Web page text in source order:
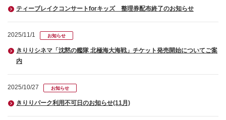
ティーブレイクコンサートforキッズ 整理券配布終了のお知らせ
2025/11/1 お知らせ
きりりシネマ「沈黙の艦隊 北極海大海戦」チケット発売開始についてご案
内
2025/10/27 お知らせ
きりりパーク利用不可日のお知らせ(11月)